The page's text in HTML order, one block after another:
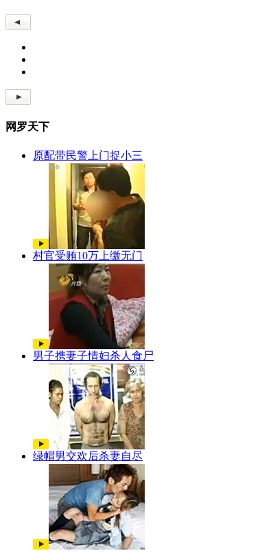
网罗天下
原配带民警上门捉小三
村官受贿10万上缴无门
男子携妻子情妇杀人食尸
绿帽男交欢后杀妻自尽